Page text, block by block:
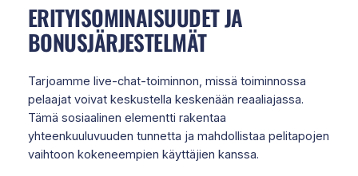
ERITYISOMINAISUUDET JA
BONUSJÄRJESTELMÄT
Tarjoamme live-chat-toiminnon, missä toiminnossa
pelaajat voivat keskustella keskenään reaaliajassa.
Tämä sosiaalinen elementti rakentaa
yhteenkuuluvuuden tunnetta ja mahdollistaa pelitapojen
vaihtoon kokeneempien käyttäjien kanssa.